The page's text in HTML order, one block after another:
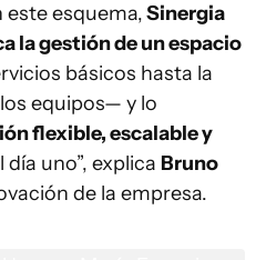
este esquema,Sinergia
la gestión de un espacio
básicos hasta la
equipos— y lo
flexible, escalable y
uno”, explica Bruno
de la empresa.